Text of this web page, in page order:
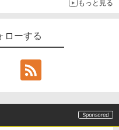
もっと見る
ローする